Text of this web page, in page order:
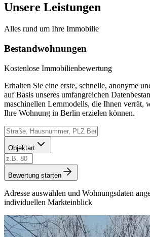
Unsere Leistungen
Alles rund um Ihre Immobilie
Bestandwohnungen
Kostenlose Immobilienbewertung
Erhalten Sie eine erste, schnelle, anonyme
auf Basis unseres umfangreichen
maschinellen Lernmodells, die Ihnen verrät,
Ihre Wohnung in Berlin erzielen können.
Objektart
Bewertung starten
Adresse auswählen und Wohnungsdaten
individuellen Markteinblick